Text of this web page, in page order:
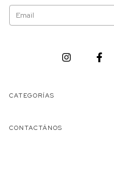
CATEGORÍAS
CONTACTÁNOS